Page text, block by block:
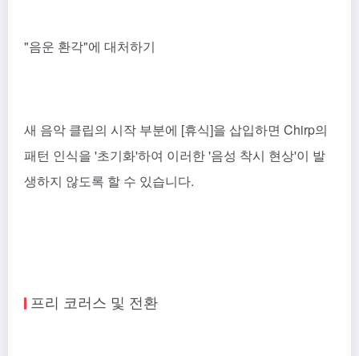
"음운 환각"에 대처하기
새 음악 클립의 시작 부분에 [휴식]을 삽입하면 Chirp의
패턴 인식을 '초기화'하여 이러한 '음성 착시 현상'이 발
생하지 않도록 할 수 있습니다.
프리 코러스 및 전환